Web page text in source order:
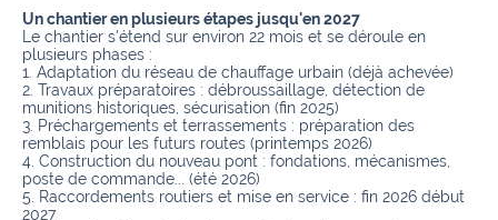
Un chantier en plusieurs étapes jusqu'en 2027
Le chantier s'étend sur environ 22 mois et se déroule en
plusieurs phases :
1. Adaptation du réseau de chauffage urbain (déjà achevée)
2. Travaux préparatoires : débroussaillage, détection de
munitions historiques, sécurisation (fin 2025)
3. Préchargements et terrassements : préparation des
remblais pour les futurs routes (printemps 2026)
4. Construction du nouveau pont : fondations, mécanismes,
poste de commande... (été 2026)
5. Raccordements routiers et mise en service : fin 2026 début
2027